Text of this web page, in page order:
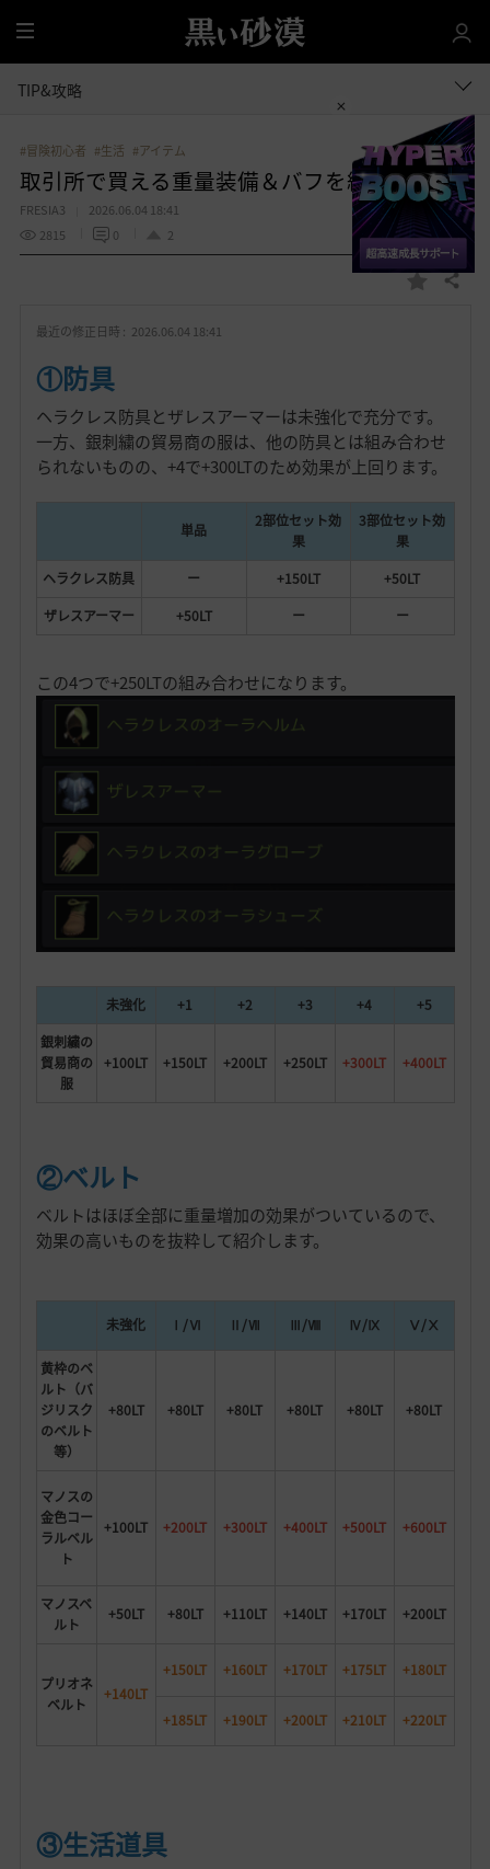
全
体
TIP&攻略
#冒険初心者 #生活 #アイテム
取引所で買える重量装備＆バフを紹介
FRESIA3
2026.06.04 18:41
2815
0 2
お 共有する
最近の修正日時 : 2026.06.04 18:41
①防具
ヘラクレス防具とザレスアーマーは未強化で充分です。
一方、銀刺繍の貿易商の服は、他の防具とは組み合わせ
られないものの、+4で+300LTのため効果が上回ります。
単品
2部位セット効
果
3部位セット効
果
ヘラクレス防具
ー +150LT
+50LT
ザレスアーマー
+50LT ー ー
この4つで+250LTの組み合わせになります。
未強化 +1 +2 +3 +4
+5
銀刺繍の
貿易商の
服
+100LT +150LT +200LT +250LT +300LT +400LT
②ベルト
ベルトはほぼ全部に重量増加の効果がついているので、
効果の高いものを抜粋して紹介します。
未強化 Ⅰ/Ⅵ Ⅱ/Ⅶ Ⅲ/Ⅷ Ⅳ/Ⅸ Ⅴ/Ⅹ
黄枠のベ
ルト（バ
ジリスク
のベルト
等）
+80LT +80LT +80LT +80LT +80LT +80LT
マノスの
金色コー
ラルベル
ト
+100LT +200LT +300LT +400LT +500LT +600LT
マノスベ
ルト
+50LT +80LT +110LT +140LT +170LT +200LT
プリオネ
ベルト
+140LT
+150LT +160LT +170LT +175LT +180LT
+185LT +190LT +200LT +210LT +220LT
③生活道具